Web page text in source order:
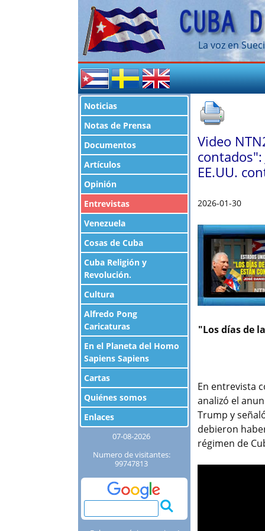
La voz en
Noticias
Notas de Prensa
Documentos
Artículos
Opinión
Entrevistas
Venezuela
Cosas de Cuba
Cuba Religión y
Revolución.
Cultura
Alfredo Pong
Caricaturas
En el Planeta del Homo
Sapiens Sapiens
Cartas
Quiénes somos
Enlaces
07-08-2026
Numero de visitantes:
99747813
Video
EE.UU.
2026-01-30
"Los días de
En entrevista
analizó el
Trump y
debieron
régimen de